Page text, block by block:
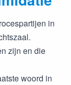
in
zijn en die
woord in